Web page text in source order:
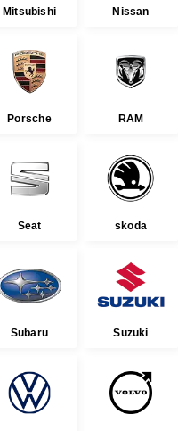
Mitsubishi Nissan
Porsche RAM
Seat skoda
Subaru Suzuki